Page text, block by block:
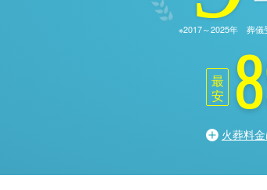
※2017～2025年 葬儀
最
安
火葬料